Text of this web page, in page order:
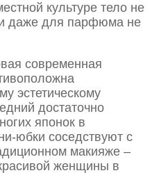
культуре тело не
даже для парфюма не
современная
эстетическому
достаточно
японок в
юбки соседствуют с
макияже –
женщины в